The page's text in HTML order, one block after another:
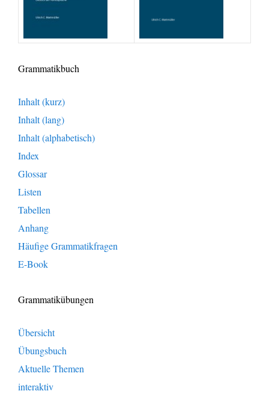
Grammatikbuch
Inhalt (kurz)
Inhalt (lang)
Inhalt (alphabetisch)
Index
Glossar
Listen
Tabellen
Anhang
Häufige Grammatikfragen
E-Book
Grammatikübungen
Übersicht
Übungsbuch
Aktuelle Themen
interaktiv